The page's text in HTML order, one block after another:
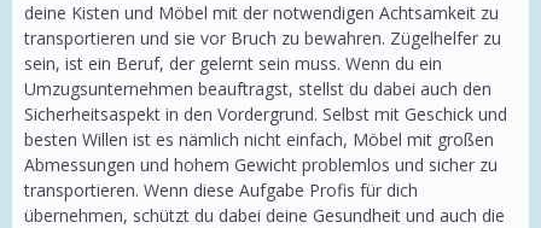
deine Kisten und Möbel mit der notwendigen Achtsamkeit zu
transportieren und sie vor Bruch zu bewahren. Zügelhelfer zu
sein, ist ein Beruf, der gelernt sein muss. Wenn du ein
Umzugsunternehmen beauftragst, stellst du dabei auch den
Sicherheitsaspekt in den Vordergrund. Selbst mit Geschick und
besten Willen ist es nämlich nicht einfach, Möbel mit großen
Abmessungen und hohem Gewicht problemlos und sicher zu
transportieren. Wenn diese Aufgabe Profis für dich
übernehmen, schützt du dabei deine Gesundheit und auch die